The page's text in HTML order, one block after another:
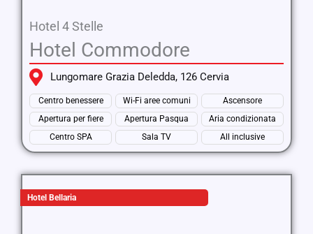
Hotel 4 Stelle
Hotel Commodore
Lungomare Grazia Deledda, 126 Cervia
Centro benessere Wi-Fi aree comuni
Ascensore
Apertura per fiere
Apertura Pasqua
Aria condizionata
Centro SPA
Sala TV All inclusive
Hotel Bellaria